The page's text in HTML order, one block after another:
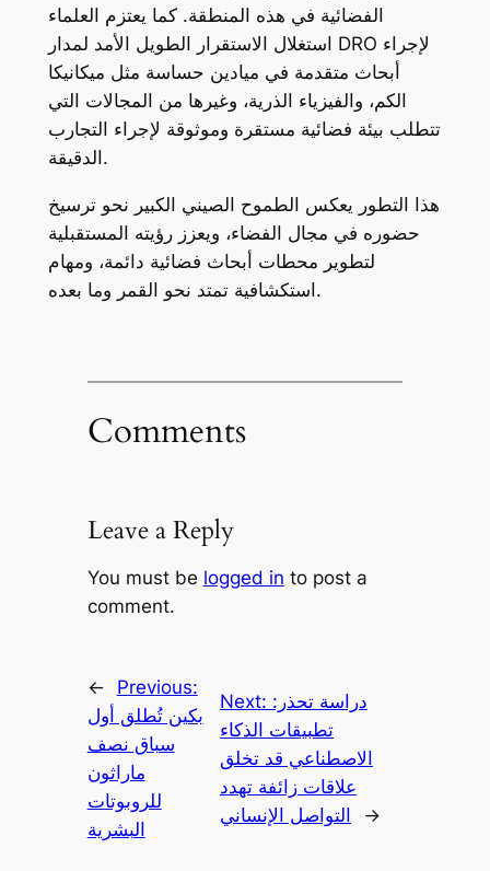
الفضائية في هذه المنطقة. كما يعتزم العلماء
استغلال الاستقرار الطويل الأمد لمدار DRO لإجراء
أبحاث متقدمة في ميادين حساسة مثل ميكانيكا
الكم، والفيزياء الذرية، وغيرها من المجالات التي
تتطلب بيئة فضائية مستقرة وموثوقة لإجراء التجارب
الدقيقة.
هذا التطور يعكس الطموح الصيني الكبير نحو ترسيخ
حضوره في مجال الفضاء، ويعزز رؤيته المستقبلية
لتطوير محطات أبحاث فضائية دائمة، ومهام
استكشافية تمتد نحو القمر وما بعده.
Comments
Leave a Reply
You must be logged in to post a
comment.
←
Previous:
بكين تُطلق أول
سباق نصف
ماراثون
للروبوتات
البشرية
Next: دراسة تحذر:
تطبيقات الذكاء
الاصطناعي قد تخلق
علاقات زائفة تهدد
التواصل الإنساني
→